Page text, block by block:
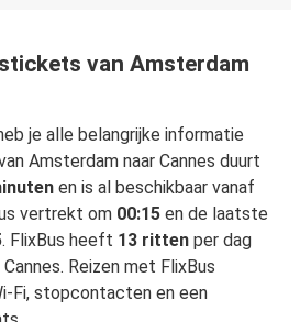
van Amsterdam
je alle belangrijke informatie
Amsterdam naar Cannes duurt
en is al beschikbaar vanaf
vertrekt om 00:15 en de laatste
. FlixBus heeft 13 ritten per dag
Reizen met FlixBus
Fi, stopcontacten en een